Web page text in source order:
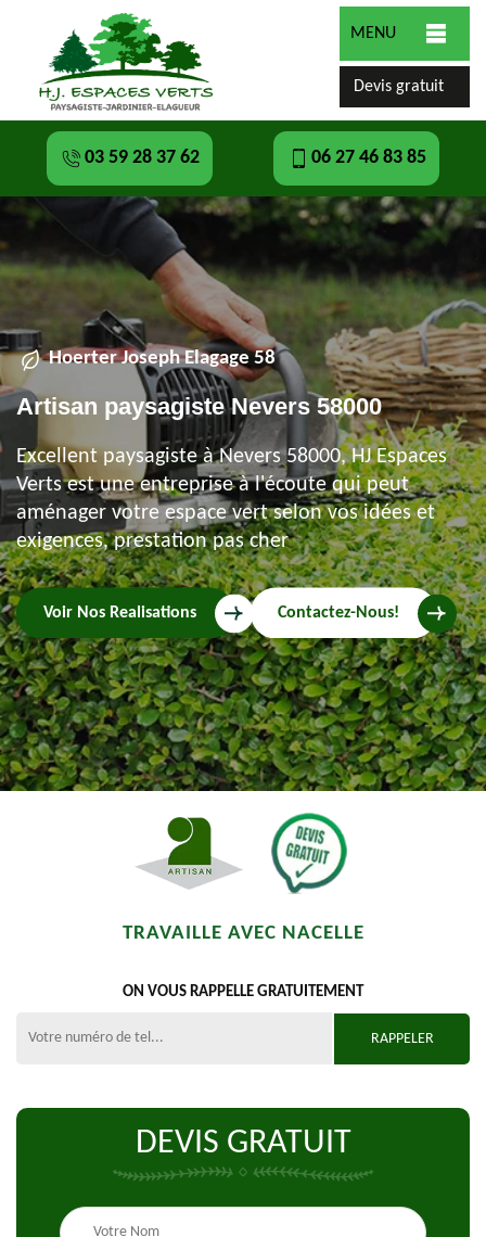
MENU
Devis gratuit
03 59 28 37 62 06 27 46 83 85
Hoerter Joseph Elagage 58
Artisan paysagiste Nevers 58000
Excellent paysagiste à Nevers 58000, HJ Espaces
Verts est une entreprise à l'écoute qui peut
aménager votre espace vert selon vos idées et
exigences, prestation pas cher
Voir Nos Realisations Contactez-Nous!
TRAVAILLE AVEC NACELLE
ON VOUS RAPPELLE GRATUITEMENT
DEVIS GRATUIT